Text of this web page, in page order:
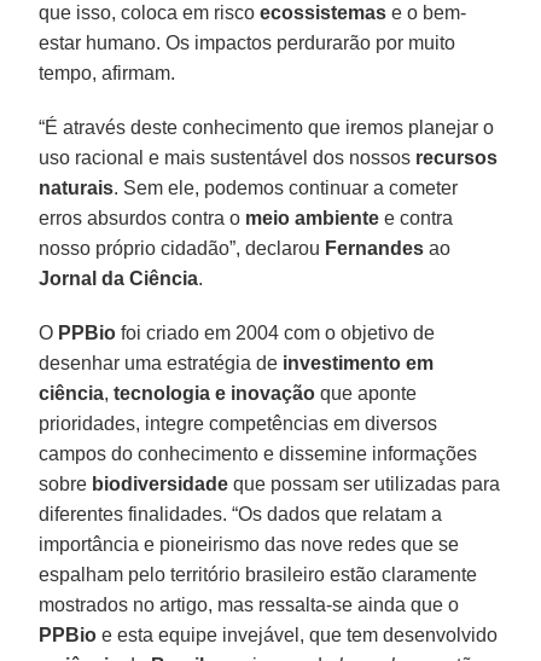
que isso, coloca em risco ecossistemas e o bem-
estar humano. Os impactos perdurarão por muito
tempo, afirmam.
“É através deste conhecimento que iremos planejar o
uso racional e mais sustentável dos nossos recursos
naturais. Sem ele, podemos continuar a cometer
erros absurdos contra o meio ambiente e contra
nosso próprio cidadão”, declarou Fernandes ao
Jornal da Ciência.
O PPBio foi criado em 2004 com o objetivo de
desenhar uma estratégia de investimento em
ciência,tecnologia e inovação que aponte
prioridades, integre competências em diversos
campos do conhecimento e dissemine informações
sobre biodiversidade que possam ser utilizadas para
diferentes finalidades. “Os dados que relatam a
importância e pioneirismo das nove redes que se
espalham pelo território brasileiro estão claramente
mostrados no artigo, mas ressalta-se ainda que o
PPBio e esta equipe invejável, que tem desenvolvido